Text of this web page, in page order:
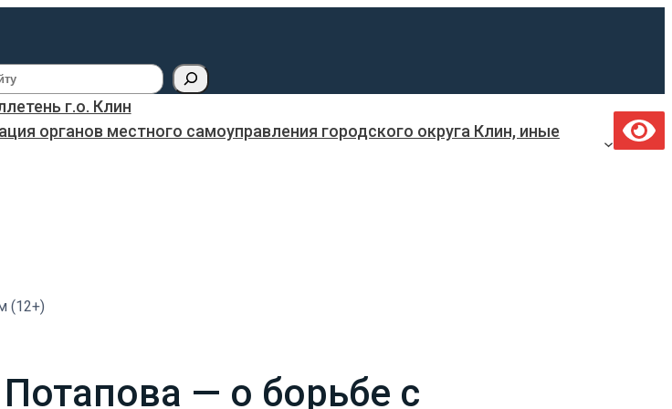
г.о. Клин
органов местного самоуправления городского округа Клин, иные
(12+)
— о борьбе с